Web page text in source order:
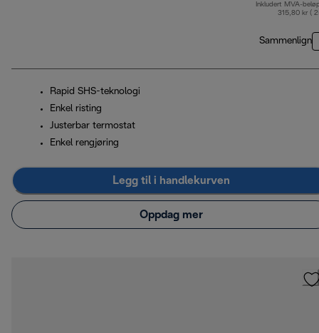
Inkludert MVA-
315,80 kr (
Sammenlign
Rapid SHS-teknologi
Enkel risting
Justerbar termostat
Enkel rengjøring
Legg til i handlekurven
Oppdag mer